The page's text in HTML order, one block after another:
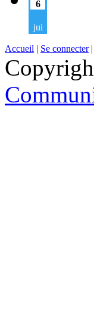
6
jui
Accueil | Se connecter|